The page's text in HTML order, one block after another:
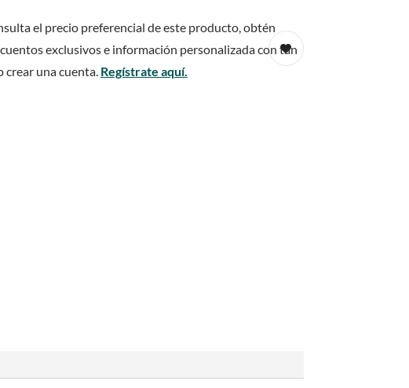
el precio preferencial de este producto, obtén
exclusivos e información personalizada con tan
crear una cuenta. Regístrate aquí.